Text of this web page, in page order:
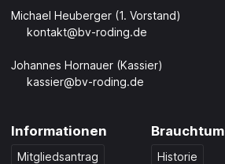
Michael Heuberger (1. Vorstand)
kontakt@bv-roding.de
Johannes Hornauer (Kassier)
kassier@bv-roding.de
Informationen
Mitgliedsantrag
Brauchtum
Historie